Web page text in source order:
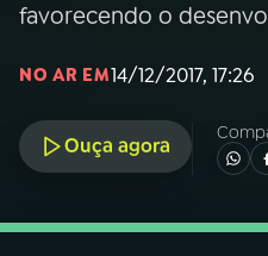
05 PODCASTS
favorecendo o
NO AR EM14/12/2017, 17:26
Ouça agora